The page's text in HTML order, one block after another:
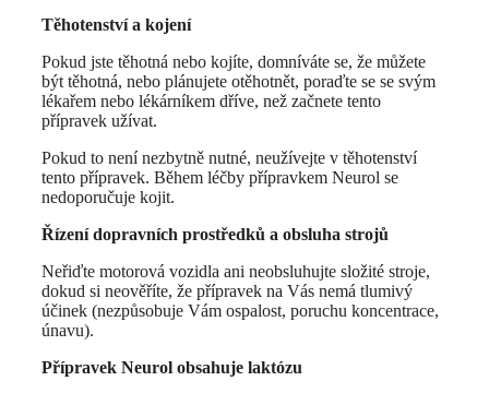
Těhotenství a kojení
Pokud jste těhotná nebo kojíte, domníváte se, že můžete
být těhotná, nebo plánujete otěhotnět, poraďte se se svým
lékařem nebo lékárníkem dříve, než začnete tento
přípravek užívat.
Pokud to není nezbytně nutné, neužívejte v těhotenství
tento přípravek. Během léčby přípravkem Neurol se
nedoporučuje kojit.
Řízení dopravních prostředků a obsluha strojů
Neřiďte motorová vozidla ani neobsluhujte složité stroje,
dokud si neověříte, že přípravek na Vás nemá tlumivý
účinek (nezpůsobuje Vám ospalost, poruchu koncentrace,
únavu).
Přípravek Neurol obsahuje laktózu